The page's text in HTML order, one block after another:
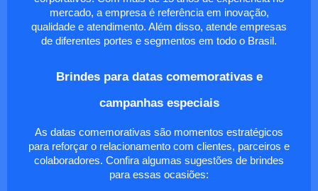
mercado, a empresa é referência em inovação,
qualidade e atendimento. Além disso, atende empresas
de diferentes portes e segmentos em todo o Brasil.
Brindes para datas comemorativas e
campanhas especiais
As datas comemorativas são momentos estratégicos
para reforçar o relacionamento com clientes, parceiros e
colaboradores. Confira algumas sugestões de brindes
para essas ocasiões: